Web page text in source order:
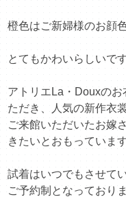
橙色はご新婦様のお顔
とてもかわいらしいで
アトリエLa・Douxの
ただき、人気の新作衣
ご来館いただいたお嫁
きたいとおもっていま
試着はいつでもさせて
ご予約制となっており